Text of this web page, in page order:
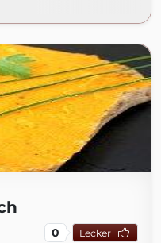
0 Lecker